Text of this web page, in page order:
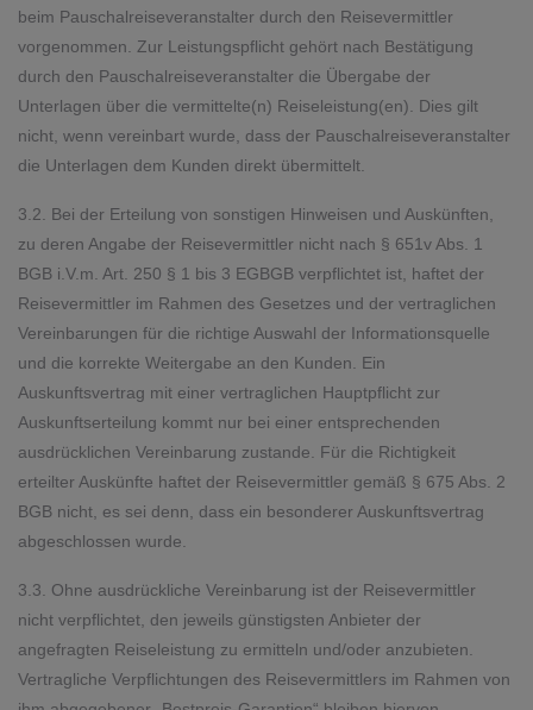
beim Pauschalreiseveranstalter durch den Reisevermittler
vorgenommen. Zur Leistungspflicht gehört nach Bestätigung
durch den Pauschalreiseveranstalter die Übergabe der
Unterlagen über die vermittelte(n) Reiseleistung(en). Dies gilt
nicht, wenn vereinbart wurde, dass der Pauschalreiseveranstalter
die Unterlagen dem Kunden direkt übermittelt.
3.2. Bei der Erteilung von sonstigen Hinweisen und Auskünften,
zu deren Angabe der Reisevermittler nicht nach § 651v Abs. 1
BGB i.V.m. Art. 250 § 1 bis 3 EGBGB verpflichtet ist, haftet der
Reisevermittler im Rahmen des Gesetzes und der vertraglichen
Vereinbarungen für die richtige Auswahl der Informationsquelle
und die korrekte Weitergabe an den Kunden. Ein
Auskunftsvertrag mit einer vertraglichen Hauptpflicht zur
Auskunftserteilung kommt nur bei einer entsprechenden
ausdrücklichen Vereinbarung zustande. Für die Richtigkeit
erteilter Auskünfte haftet der Reisevermittler gemäß § 675 Abs. 2
BGB nicht, es sei denn, dass ein besonderer Auskunftsvertrag
abgeschlossen wurde.
3.3. Ohne ausdrückliche Vereinbarung ist der Reisevermittler
nicht verpflichtet, den jeweils günstigsten Anbieter der
angefragten Reiseleistung zu ermitteln und/oder anzubieten.
Vertragliche Verpflichtungen des Reisevermittlers im Rahmen von